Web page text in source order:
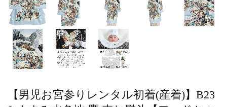
【男児お宮参りレンタル初着(産着)】B23